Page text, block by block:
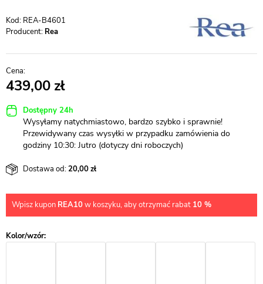
REA-B4601
Producent: Rea
439,00
Dostępny 24h
Wysyłamy natychmiastowo, bardzo szybko i sprawnie!
Przewidywany czas wysyłki w przypadku zamówienia do
godziny 10:30: Jutro (dotyczy dni roboczych)
Dostawa od:20,00
Wpisz kupon REA10w koszyku, aby otrzymać rabat 10 %